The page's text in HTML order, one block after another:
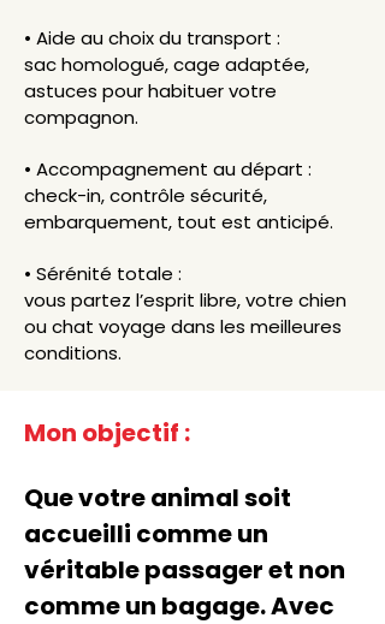
• Aide au choix du transport :
sac homologué, cage adaptée,
astuces pour habituer votre
compagnon.
• Accompagnement au départ :
check-in, contrôle sécurité,
embarquement, tout est anticipé.
• Sérénité totale :
vous partez l’esprit libre, votre chien
ou chat voyage dans les meilleures
conditions.
Mon objectif :
Que votre animal soit
accueilli comme un
véritable passager et non
comme un bagage. Avec